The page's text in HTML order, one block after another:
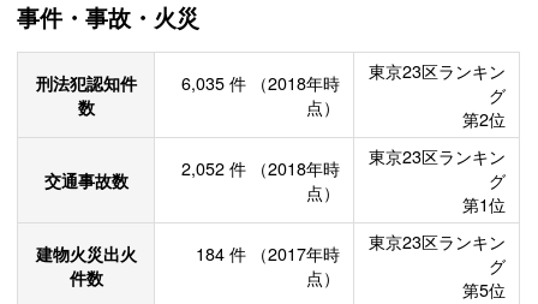
事件・事故・火災
刑法犯認知件
数
6,035 件
（2018年時
点）
東京23区ランキン
グ
第2位
交通事故数 2,052 件
（2018年時
点）
東京23区ランキン
グ
第1位
建物火災出火
件数
184 件
（2017年時
点）
東京23区ランキン
グ
第5位